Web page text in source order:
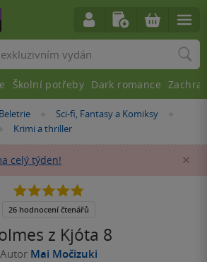
Beletrie »Sci-fi, Fantasy a Komiksy
»
Krimi a thriller
celý týden!
z Kjóta 8
Autor Mai Močizuki
4.8
5
26 hodnocení čtenářů
Školní potřeby Dark romance